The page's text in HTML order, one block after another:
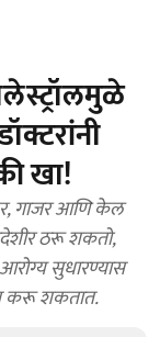
खा!
गाजर आणि केल
ठरू शकतो,
सुधारण्यास
करू शकतात.